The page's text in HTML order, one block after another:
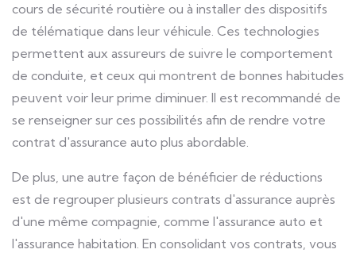
cours de sécurité routière ou à installer des dispositifs
de télématique dans leur véhicule. Ces technologies
permettent aux assureurs de suivre le comportement
de conduite, et ceux qui montrent de bonnes habitudes
peuvent voir leur prime diminuer. Il est recommandé de
se renseigner sur ces possibilités afin de rendre votre
contrat d'assurance auto plus abordable.
De plus, une autre façon de bénéficier de réductions
est de regrouper plusieurs contrats d'assurance auprès
d'une même compagnie, comme l'assurance auto et
l'assurance habitation. En consolidant vos contrats, vous